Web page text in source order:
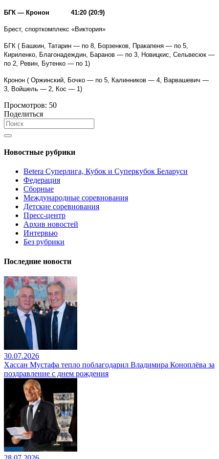
БГК — Кронон 41:20 (20:9)
Брест, спорткомплекс «Виктория»
БГК ( Башкин, Татарин — по 8, Борзенков, Пракапеня — по 5,
Кириленко, Благонадеждин, Баранов — по 3, Новицкис, Сельвесюк —
по 2, Ревин, Бутенко — по 1)
Кронон ( Оржинский, Бочко — по 5, Калинников — 4, Варвашевич —
3, Войшель — 2, Кос — 1)
Просмотров: 50
Поделиться
Новостные рубрики
Betera Суперлига, Кубок и Суперкубок Беларуси
Федерация
Сборные
Международные соревнования
Детские соревнования
Пресс-центр
Архив новостей
Интервью
Без рубрики
Последние новости
30.07.2026
Хассан Мустафа тепло поблагодарил Владимира Коноплёва за
поздравление с днем рождения